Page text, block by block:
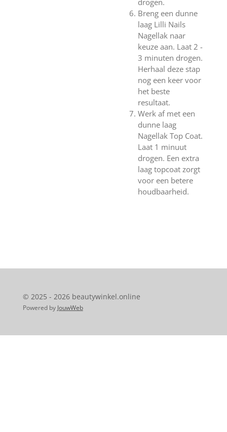
Breng een dunne
laag Lilli Nails
Nagellak naar
keuze aan. Laat 2 -
3 minuten drogen.
Herhaal deze stap
nog een keer voor
het beste
resultaat.
Werk af met een
dunne laag
Nagellak Top Coat.
Laat 1 minuut
drogen. Een extra
laag topcoat zorgt
voor een betere
houdbaarheid.
© 2025 - 2026 beautywinkel.online
Powered by JouwWeb